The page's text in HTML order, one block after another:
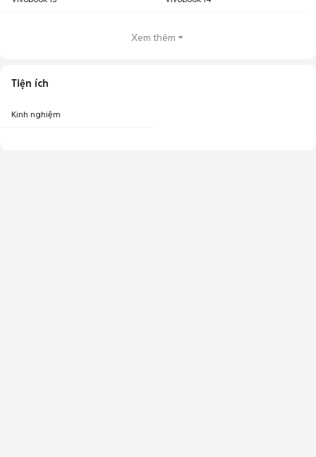
Xem thêm
Tiện ích
Kinh nghiệm